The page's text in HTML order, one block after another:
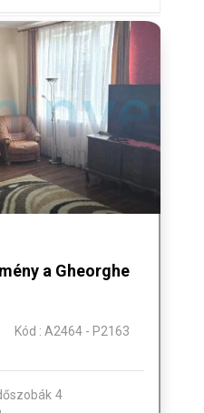
a Gheorghe
Kód : A2464 - P2163
4